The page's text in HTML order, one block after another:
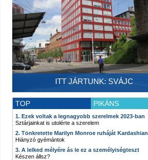
ITT JÁRTUNK: SVÁJC
TOP PIKÁNS
1. Ezek voltak a legnagyobb szerelmek 2023-ban
Sztárjainkat is utolérte a szerelem
2. Tönkretette Marilyn Monroe ruháját Kardashian
Hiányzó gyémántok
3. A lelked mélyére ás le ez a személyiségteszt
Készen állsz?